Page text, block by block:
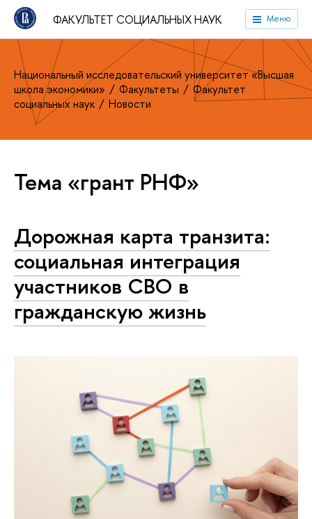
ФАКУЛЬТЕТ СОЦИАЛЬНЫХ НАУК Меню
Национальный исследовательский университет «Высшая
школа экономики»
Факультеты
Факультет
социальных наук
Новости
Тема «грант РНФ»
Дорожная карта транзита:
социальная интеграция
участников СВО в
гражданскую жизнь